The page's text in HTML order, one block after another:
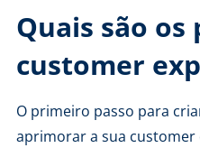
Quais são os
customer
O primeiro passo para
aprimorar a sua customer